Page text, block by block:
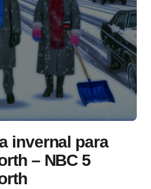
invernal para
– NBC 5